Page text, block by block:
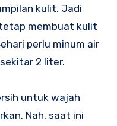
kulit. Jadi
membuat kulit
perlu minum air
2 liter.
untuk wajah
Nah, saat ini